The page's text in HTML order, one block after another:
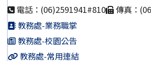
電話：(06)2591941#810
傳真：
教務處-業務職掌
教務處-校園公告
教務處-常用連結